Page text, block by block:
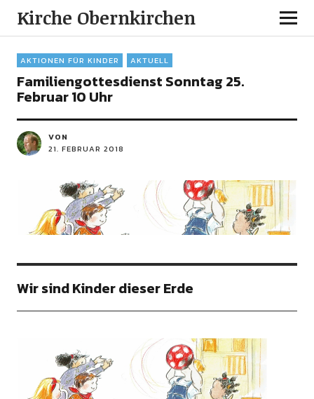
Kirche Obernkirchen
AKTIONEN FÜR KINDER AKTUELL
Familiengottesdienst Sonntag 25.
Februar 10 Uhr
VON
21. FEBRUAR 2018
Wir sind Kinder dieser Erde